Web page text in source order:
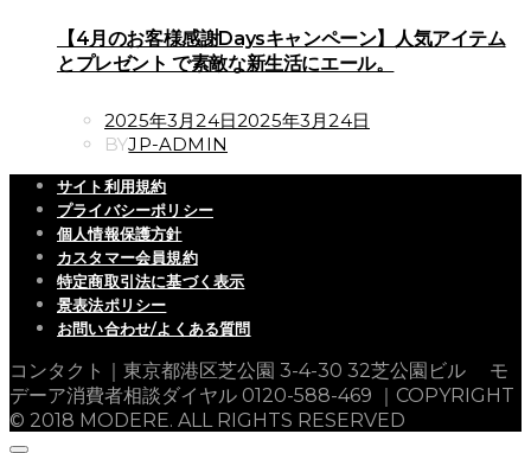
【4月のお客様感謝Daysキャンペーン】人気アイテム
とプレゼント で素敵な新生活にエール。
POSTED
ON
2025年3月24日2025年3月24日
BYJP-ADMIN
サイト利用規約
プライバシーポリシー
個人情報保護方針
カスタマー会員規約
特定商取引法に基づく表示
景表法ポリシー
お問い合わせ/よくある質問
コンタクト｜東京都港区芝公園 3-4-30 32芝公園ビル モ
デーア消費者相談ダイヤル 0120-588-469 ｜COPYRIGHT
© 2018 MODERE. ALL RIGHTS RESERVED